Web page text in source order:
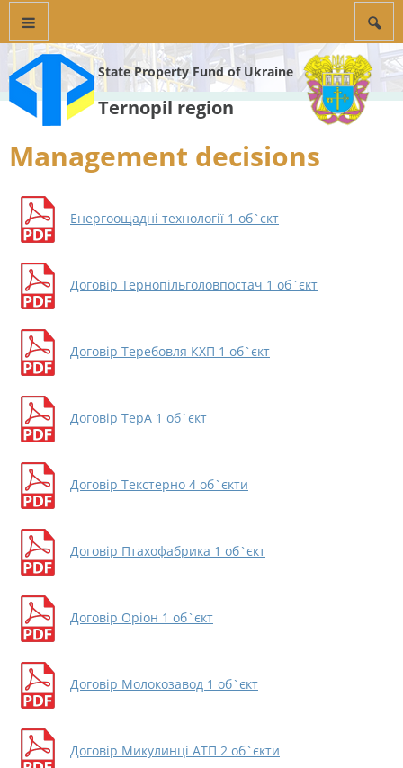
State Property Fund of Ukraine
Ternopil region
Management decisions
Енергоощадні технології 1 об`єкт
Договір Тернопільголовпостач 1 об`єкт
Договір Теребовля КХП 1 об`єкт
Договір ТерА 1 об`єкт
Договір Текстерно 4 об`єкти
Договір Птахофабрика 1 об`єкт
Договір Оріон 1 об`єкт
Договір Молокозавод 1 об`єкт
Договір Микулинці АТП 2 об`єкти